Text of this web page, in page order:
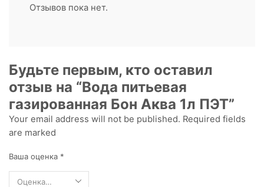
Отзывов пока нет.
Будьте первым, кто оставил
отзыв на “Вода питьевая
газированная Бон Аква 1л ПЭТ”
Your email address will not be published. Required fields
are marked
Ваша оценка *